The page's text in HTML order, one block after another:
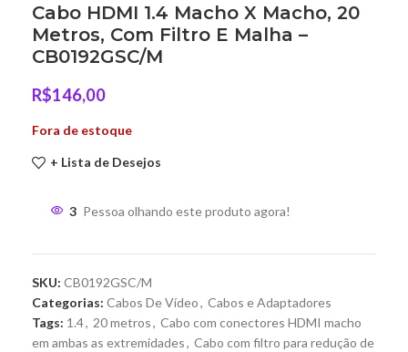
Cabo HDMI 1.4 Macho X Macho, 20
Metros, Com Filtro E Malha –
CB0192GSC/M
R$146,00
Fora de estoque
+ Lista de Desejos
3 Pessoa olhando este produto agora!
SKU: CB0192GSC/M
Categorias: Cabos De Vídeo, Cabos e Adaptadores
Tags: 1.4, 20 metros, Cabo com conectores HDMI macho
em ambas as extremidades, Cabo com filtro para redução de